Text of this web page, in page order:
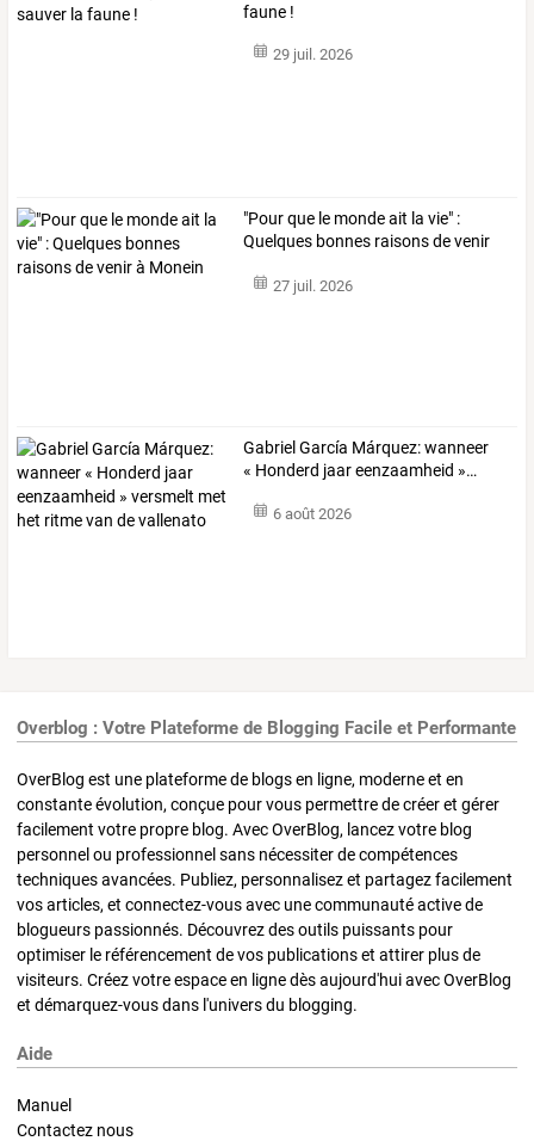
faune !
29 juil. 2026
"Pourque le mondeait la vie" :
Quelques bonnes raisonsdevenir
27 juil. 2026
Gabriel García Márquez:wanneer
« Honderd jaareenzaamheid »…
6 août 2026
Overblog : Votre Plateforme de Blogging Facile et Performante
OverBlog est une plateforme de blogs en ligne, moderne et en
constante évolution, conçue pour vous permettre de créer et gérer
facilement votre propre blog. Avec OverBlog, lancez votre blog
personnel ou professionnel sans nécessiter de compétences
techniques avancées. Publiez, personnalisez et partagez facilement
vos articles, et connectez-vous avec une communauté active de
blogueurs passionnés. Découvrez des outils puissants pour
optimiser le référencement de vos publications et attirer plus de
visiteurs. Créez votre espace en ligne dès aujourd'hui avec OverBlog
et démarquez-vous dans l'univers du blogging.
Aide
Manuel
Contactez nous